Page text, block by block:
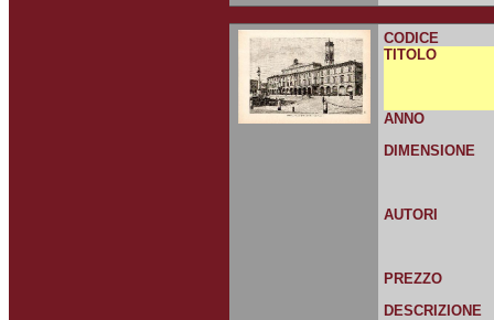
CODICE
TITOLO
ANNO
DIMENSIONE
AUTORI
PREZZO
DESCRIZIONE